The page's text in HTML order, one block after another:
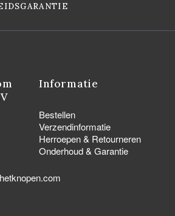
Informatie
Bestellen
Verzendinformatie
Herroepen & Retourneren
Onderhoud & Garantie